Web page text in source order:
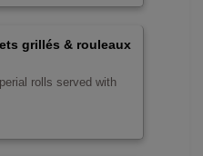
grillés & rouleaux
rolls served with